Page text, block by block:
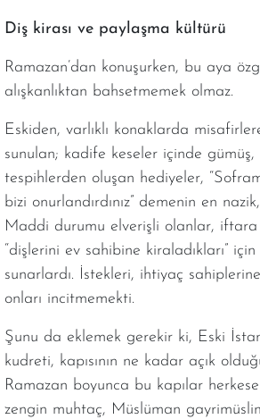
Diş kirası ve paylaşma kültürü
Ramazan’dan konuşurken, bu aya
alışkanlıktan bahsetmemek olmaz.
Eskiden, varlıklı konaklarda
sunulan; kadife keseler içinde gümüş,
tespihlerden oluşan hediyeler,
bizi onurlandırdınız” demenin en
Maddi durumu elverişli olanlar,
“dişlerini ev sahibine kiraladıkları”
sunarlardı. İstekleri, ihtiyaç
onları incitmemekti.
Şunu da eklemek gerekir ki, Eski
kudreti, kapısının ne kadar açık
Ramazan boyunca bu kapılar
zengin muhtaç, Müslüman